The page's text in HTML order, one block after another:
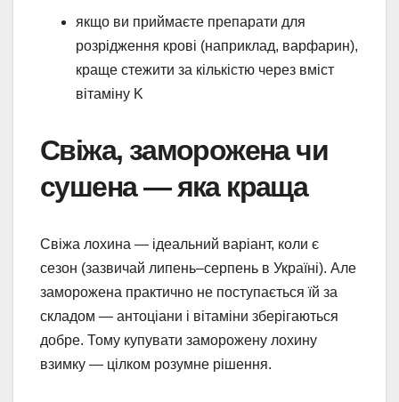
якщо ви приймаєте препарати для
розрідження крові (наприклад, варфарин),
краще стежити за кількістю через вміст
вітаміну K
Свіжа, заморожена чи
сушена — яка краща
Свіжа лохина — ідеальний варіант, коли є
сезон (зазвичай липень–серпень в Україні). Але
заморожена практично не поступається їй за
складом — антоціани і вітаміни зберігаються
добре. Тому купувати заморожену лохину
взимку — цілком розумне рішення.